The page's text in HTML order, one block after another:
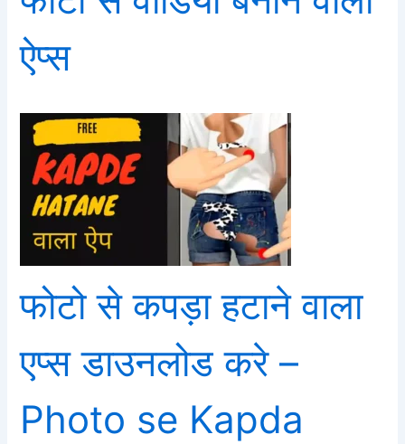
ऐप्स
फोटो से कपड़ा हटाने वाला
एप्स डाउनलोड करे –
Photo se Kapda